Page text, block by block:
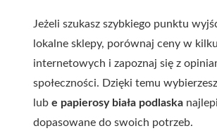
Jeżeli szukasz szybkiego punktu
lokalne sklepy, porównaj ceny w
internetowych i zapoznaj się z
społeczności. Dzięki temu wybierzesz
lub e papierosy biała podlaska
dopasowane do swoich potrzeb.